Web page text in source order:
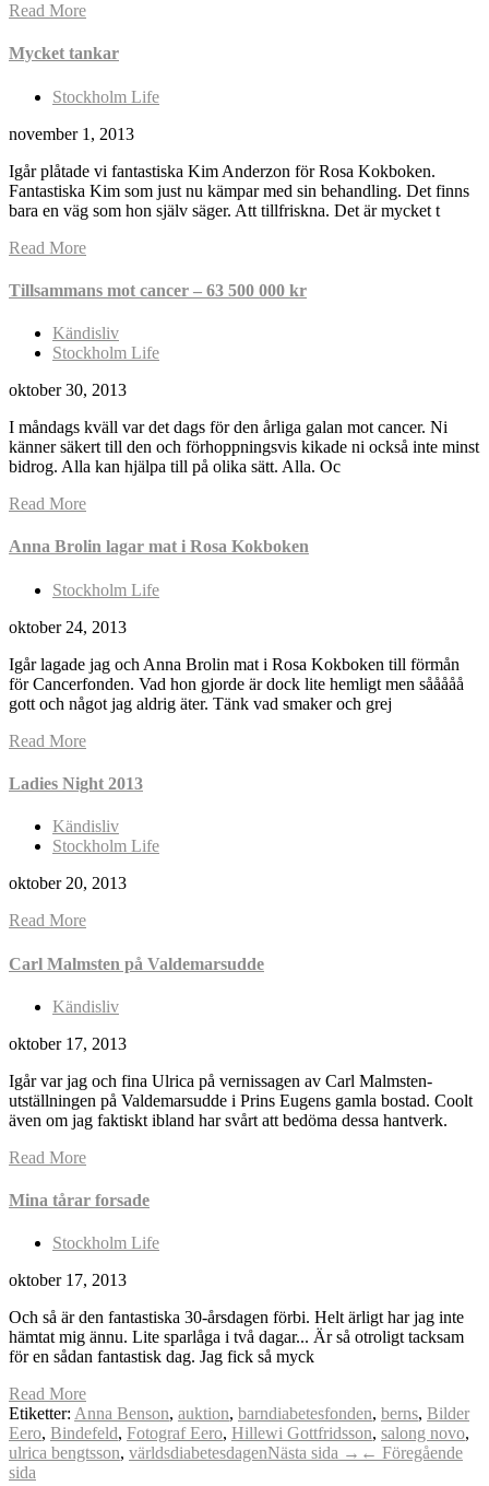
Read More
Mycket tankar
Stockholm Life
november 1, 2013
Igår plåtade vi fantastiska Kim Anderzon för Rosa Kokboken.
Fantastiska Kim som just nu kämpar med sin behandling. Det finns
bara en väg som hon själv säger. Att tillfriskna. Det är mycket t
Read More
Tillsammans mot cancer – 63 500 000 kr
Kändisliv
Stockholm Life
oktober 30, 2013
I måndags kväll var det dags för den årliga galan mot cancer. Ni
känner säkert till den och förhoppningsvis kikade ni också inte minst
bidrog. Alla kan hjälpa till på olika sätt. Alla. Oc
Read More
Anna Brolin lagar mat i Rosa Kokboken
Stockholm Life
oktober 24, 2013
Igår lagade jag och Anna Brolin mat i Rosa Kokboken till förmån
för Cancerfonden. Vad hon gjorde är dock lite hemligt men sååååå
gott och något jag aldrig äter. Tänk vad smaker och grej
Read More
Ladies Night 2013
Kändisliv
Stockholm Life
oktober 20, 2013
Read More
Carl Malmsten på Valdemarsudde
Kändisliv
oktober 17, 2013
Igår var jag och fina Ulrica på vernissagen av Carl Malmsten-
utställningen på Valdemarsudde i Prins Eugens gamla bostad. Coolt
även om jag faktiskt ibland har svårt att bedöma dessa hantverk.
Read More
Mina tårar forsade
Stockholm Life
oktober 17, 2013
Och så är den fantastiska 30-årsdagen förbi. Helt ärligt har jag inte
hämtat mig ännu. Lite sparlåga i två dagar... Är så otroligt tacksam
för en sådan fantastisk dag. Jag fick så myck
Read More
Etiketter: Anna Benson, auktion, barndiabetesfonden, berns, Bilder
Eero, Bindefeld, Fotograf Eero, Hillewi Gottfridsson, salong novo,
ulrica bengtsson, världsdiabetesdagenNästa sida → ← Föregående
sida